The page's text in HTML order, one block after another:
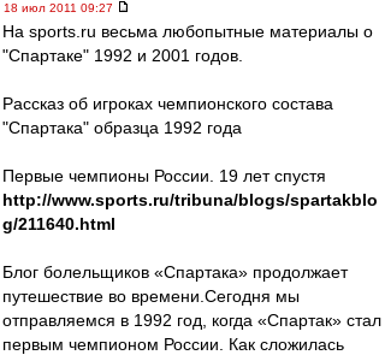
18 июл 2011 09:27
На sports.ru весьма любопытные материалы о
"Спартаке" 1992 и 2001 годов.
Рассказ об игроках чемпионского состава
"Спартака" образца 1992 года
Первые чемпионы России. 19 лет спустя
http://www.sports.ru/tribuna/blogs/spartakblo
g/211640.html
Блог болельщиков «Спартака» продолжает
путешествие во времени.Сегодня мы
отправляемся в 1992 год, когда «Спартак» стал
первым чемпионом России. Как сложилась